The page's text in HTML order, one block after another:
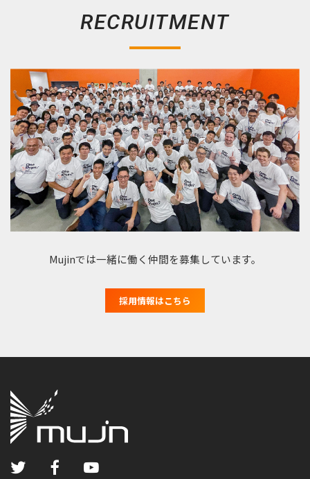
RECRUITMENT
Mujinでは一緒に働く仲間を募集しています。
採用情報はこちら